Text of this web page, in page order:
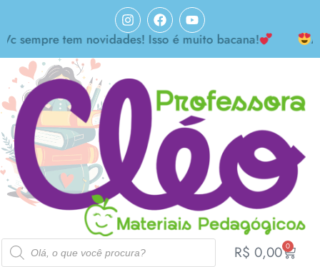
tem novidades! Isso é muito bacana!
R$ 0,00 0